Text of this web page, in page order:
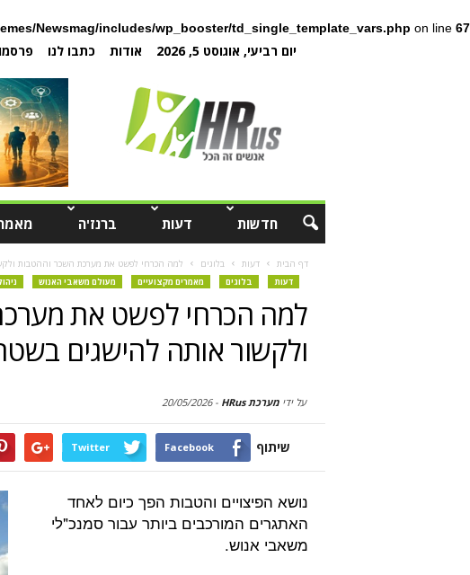
Newsmag/includes/wp_booster/td_single_template_vars.php on line 67
יום רביעי, אוגוסט 5, 2026 אודות כתבו לנו
חדשות דעות ברנז'ה
דף הבית דעות בלוגים למה הכרחי לפשט את מערכת השכר וההטבות
דעות בלוגים מאמרים מקצועיים מעולם משאבי האנוש
למה הכרחי לפשט את
ולקשור אותה להישגים
על ידימערכת HRus -
20/05/2026
שיתוף Facebook
Twitter
נושא הפיצויים והטבות הפך כיום לאחד
האתגרים המורכבים ביותר עבור סמנכ"לי
משאבי אנוש.